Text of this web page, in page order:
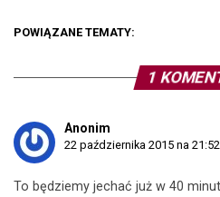
POWIĄZANE TEMATY:
1
Anonim
22 października 2015 na 21:52
To będziemy jechać już w 40